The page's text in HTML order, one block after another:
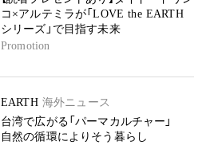
コ×アルテミラが「LOVE the EARTH
シリーズ」で目指す未来
Promotion
EARTH 海外ニュース
台湾で広がる「パーマカルチャー」
自然の循環によりそう暮らし